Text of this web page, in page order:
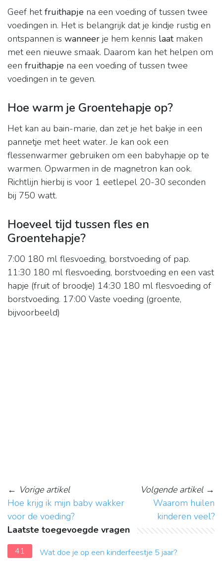
Geef hetfruithapje na een voeding of tussen twee
voedingen in. Het is belangrijk dat je kindje rustig en
ontspannen is wanneer je hem kennis laatmaken
met een nieuwe smaak. Daarom kan het helpen om
een fruithapje na een voeding of tussen twee
voedingen in te geven.
Hoe warm je Groentehapje op?
Het kan au bain-marie, dan zet je het bakje in een
pannetje met heet water. Je kan ook een
flessenwarmer gebruiken om een babyhapje op te
warmen. Opwarmen in de magnetron kan ook.
Richtlijn hierbij is voor 1 eetlepel 20-30 seconden
bij 750 watt.
Hoeveel tijd tussen fles en
Groentehapje?
7:00 180 ml flesvoeding, borstvoeding of pap.
11:30 180 ml flesvoeding, borstvoeding en een vast
hapje (fruit of broodje) 14:30 180 ml flesvoeding of
borstvoeding. 17:00 Vaste voeding (groente,
bijvoorbeeld)
← Vorige artikel
Hoe krijg ik mijn baby wakker
voor de voeding?
Volgende artikel→
Waarom huilen
kinderen veel?
Laatste toegevoegde vragen
41
Wat doe je op een kinderfeestje 5 jaar?